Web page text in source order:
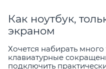
Как ноутбук,
экраном
Хочется набирать много
клавиатурные
подключить